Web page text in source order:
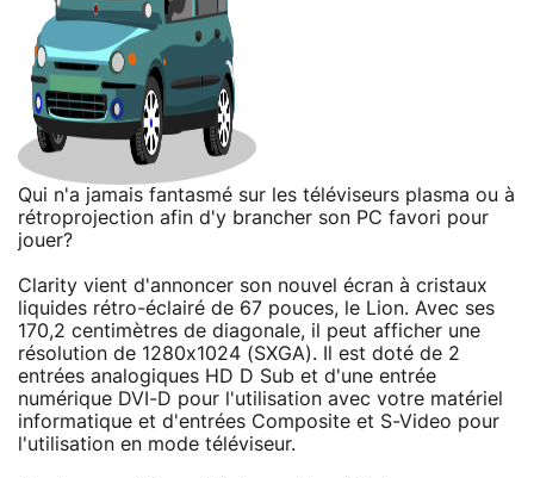
Qui n'a jamais fantasmé sur les téléviseurs plasma ou à
rétroprojection afin d'y brancher son PC favori pour
jouer?
Clarity vient d'annoncer son nouvel écran à cristaux
liquides rétro-éclairé de 67 pouces, le Lion. Avec ses
170,2 centimètres de diagonale, il peut afficher une
résolution de 1280x1024 (SXGA). Il est doté de 2
entrées analogiques HD D Sub et d'une entrée
numérique DVI-D pour l'utilisation avec votre matériel
informatique et d'entrées Composite et S-Video pour
l'utilisation en mode téléviseur.